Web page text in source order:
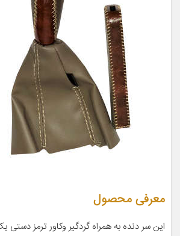
معرفی محصول
این سر دنده به همراه گردگیر وکاور ترمز